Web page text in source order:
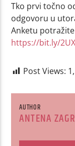
Tko prvi točno
odgovoru u
Anketu
https://bit.ly/
Post Views:
AUTHOR
ANTENA